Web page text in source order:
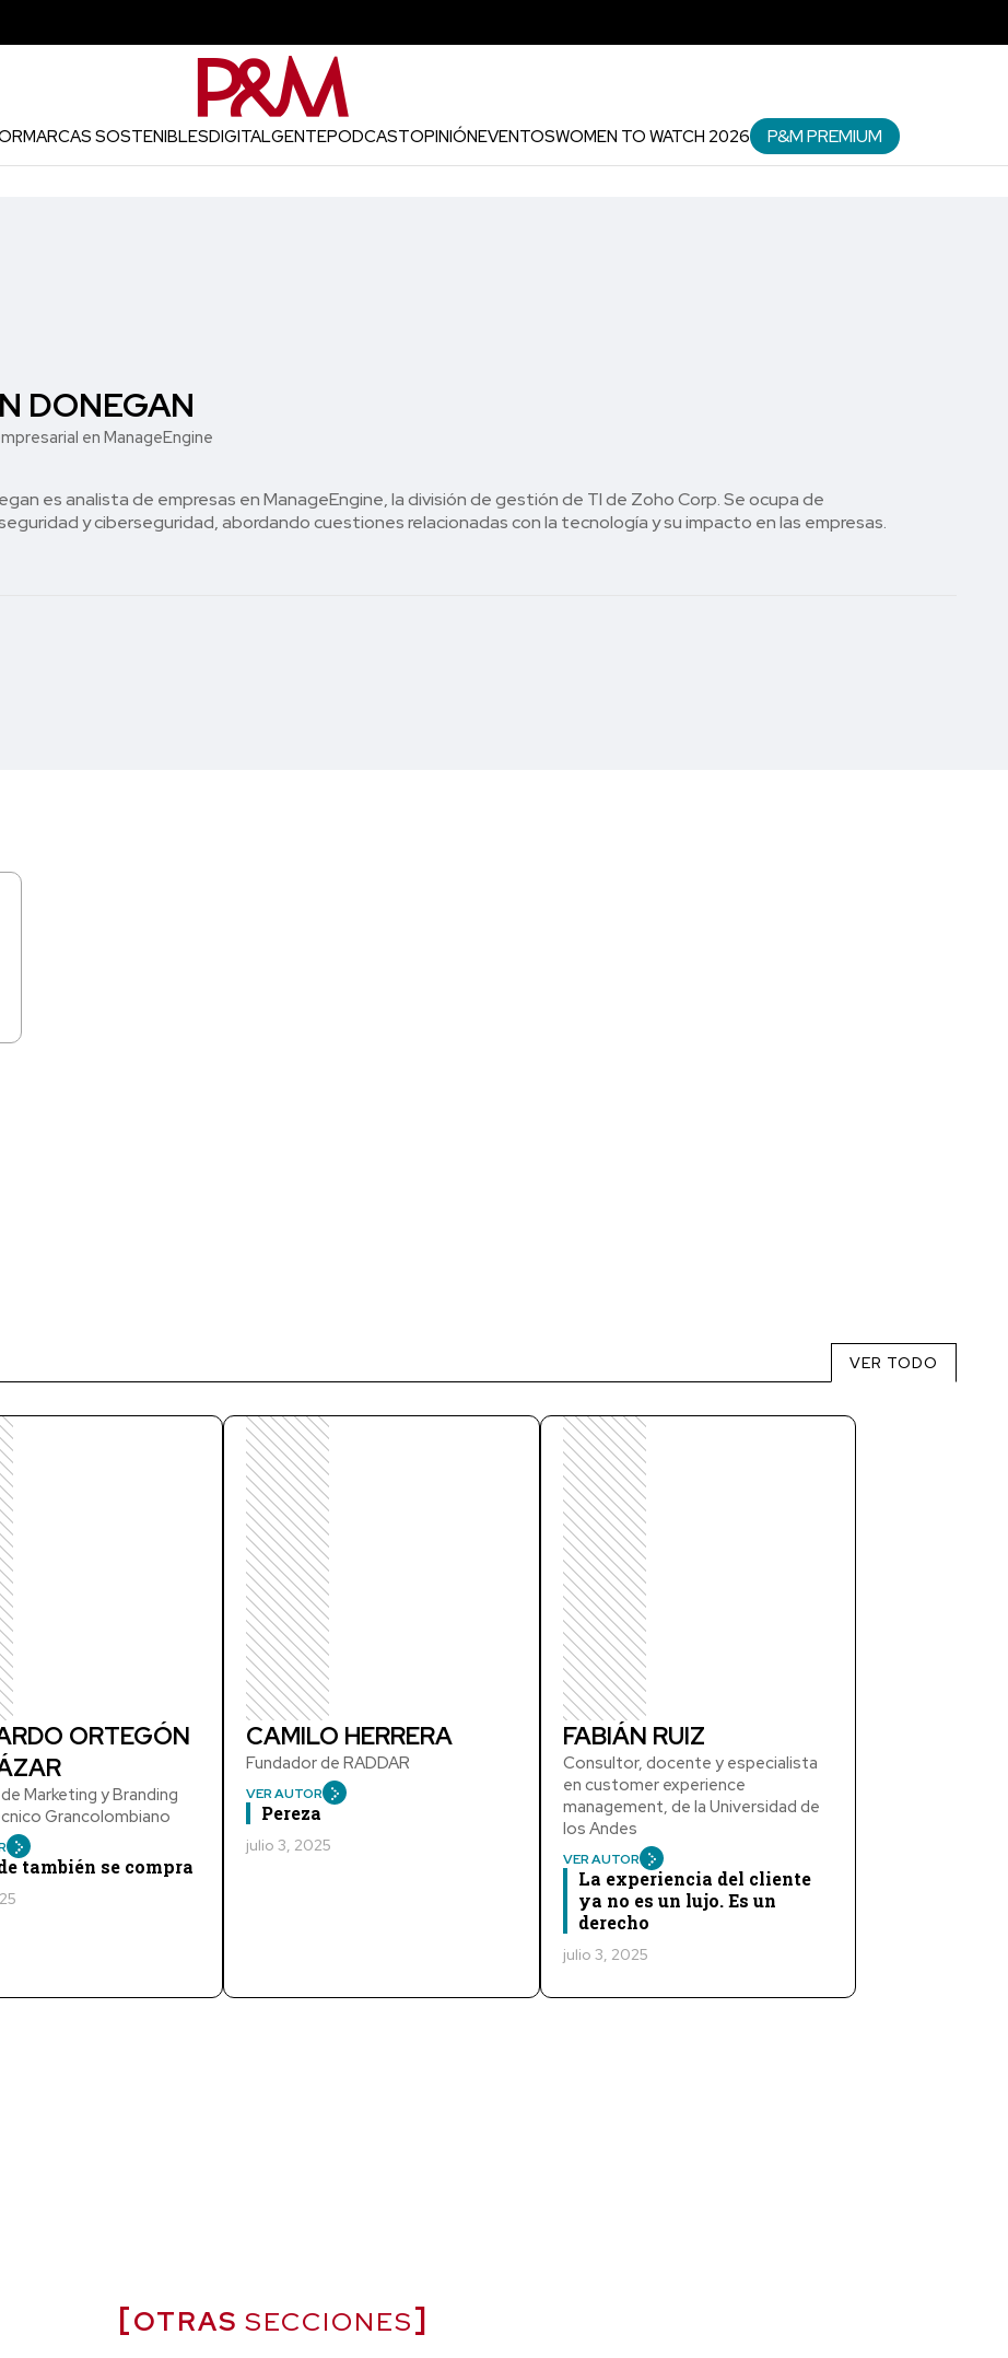
MARCAS SOSTENIBLESDIGITALGENTEPODCASTOPINIÓNEVENTOSWOMEN TO WATCH 2026 P&M PREMIUM
DONEGAN
en ManageEngine
es analista de empresas en ManageEngine, la división de gestión de TI de Zoho Corp. Se ocupa de
y ciberseguridad, abordando cuestiones relacionadas con la tecnología y su impacto en las empresas.
VER TODO
ORTEGÓN
Marketing y Branding
Grancolombiano
también se compra
CAMILO HERRERA
Fundador de RADDAR
VER AUTOR
Pereza
julio 3, 2025
FABIÁN RUIZ
Consultor, docente y especialista
en customer experience
management, de la Universidad de
los Andes
VER AUTOR
La experiencia del cliente
ya no es un lujo. Es un
derecho
julio 3, 2025
OTRAS SECCIONES